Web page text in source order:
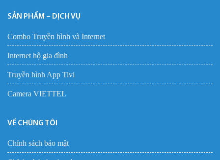
SẢN PHẨM – DỊCH VỤ
Combo Truyền hình và Internet
Internet hộ gia đình
Truyền hình App Tivi
Camera VIETTEL
VỀ CHÚNG TÔI
Chính sách bảo mật